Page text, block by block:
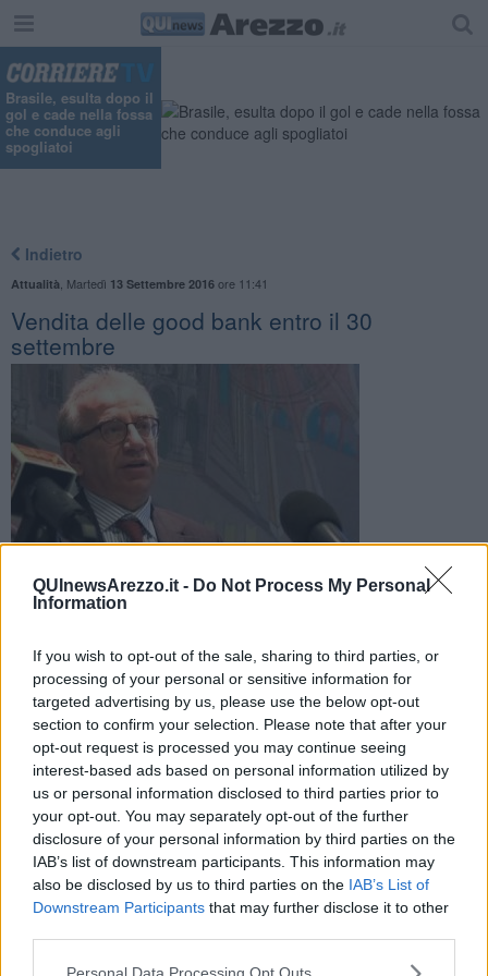
QUInewsArezzo.it - Do Not Process My Personal
Information
If you wish to opt-out of the sale, sharing to third parties, or
processing of your personal or sensitive information for
targeted advertising by us, please use the below opt-out
section to confirm your selection. Please note that after your
opt-out request is processed you may continue seeing
interest-based ads based on personal information utilized by
us or personal information disclosed to third parties prior to
your opt-out. You may separately opt-out of the further
disclosure of your personal information by third parties on the
IAB’s list of downstream participants. This information may
also be disclosed by us to third parties on the IAB’s List of
Downstream Participants that may further disclose it to other
Brasile, esulta dopo il
gol e cade nella fossa
che conduce agli
spogliatoi
Indietro
Attualità Martedì 13 Settembre 2016ore 11:41
Vendita delle good bank entro il 30
settembre
Ultime settimane di attesa per conoscere il futuro di
AREZZO —Il processo di vendita dellequattro good bank
(CariChieti,Banca Etruria, CariFe, Banca Marche) arriverà "in
zona Cesarini, ai tempi supplementari", ma "stiamo lavorando" per
chiudere entro la scadenza del30 settembre.
Lo afferma il presidente delle quattro banche, Roberto Nicastro
arrivando all'Euromoney a Milano. A chi gli chiede se Ubi banca
fosse tornata nella partita risponde: "La procedura richiede
riservatezza". E in generale si saprà qualcosa "nelle prossime
settimane".